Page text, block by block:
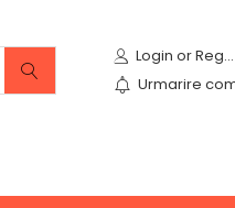
Login or Register
Urmarire